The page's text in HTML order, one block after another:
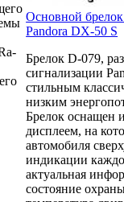
Основной
Pandora DX-50 S
Брелок D-079,
сигнализации
стильным
низким
Брелок
дисплеем, на
автомобиля
индикации
актуальная
состояние